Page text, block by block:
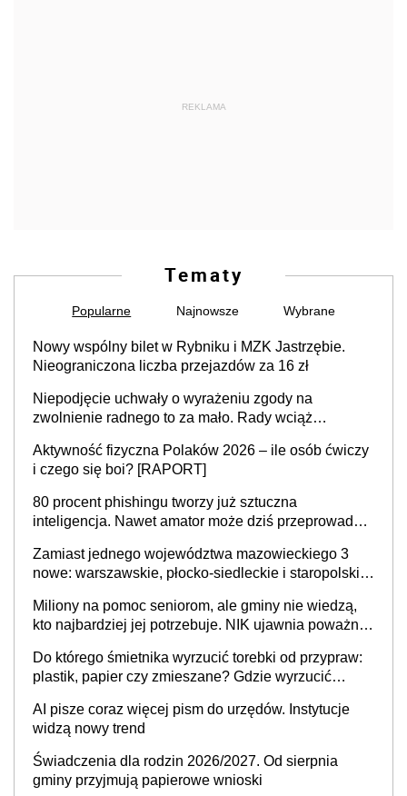
REKLAMA
Tematy
Popularne Najnowsze Wybrane
Nowy wspólny bilet w Rybniku i MZK Jastrzębie.
Nieograniczona liczba przejazdów za 16 zł
Niepodjęcie uchwały o wyrażeniu zgody na
zwolnienie radnego to za mało. Rady wciąż
sprawy
Aktywność fizyczna Polaków 2026 – ile osób ćwiczy
i czego się boi? [RAPORT]
80 procent phishingu tworzy już sztuczna
inteligencja. Nawet amator może dziś przeprowadzić
Zamiast jednego województwa mazowieckiego 3
nowe: warszawskie, płocko-siedleckie i staropolskie.
stołecznych
Miliony na pomoc seniorom, ale gminy nie wiedzą,
kto najbardziej jej potrzebuje. NIK ujawnia poważną
Do którego śmietnika wyrzucić torebki od przypraw:
plastik, papier czy zmieszane? Gdzie wyrzucić
AI pisze coraz więcej pism do urzędów. Instytucje
widzą nowy trend
Świadczenia dla rodzin 2026/2027. Od sierpnia
gminy przyjmują papierowe wnioski